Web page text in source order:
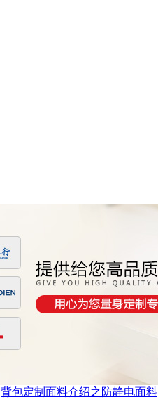
背包定制面料介绍之防静电面料